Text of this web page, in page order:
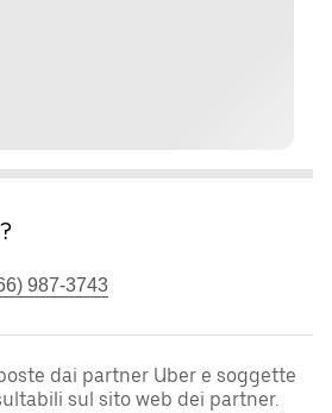
987-3743
dai partner Uber e soggette
sul sito web dei partner.